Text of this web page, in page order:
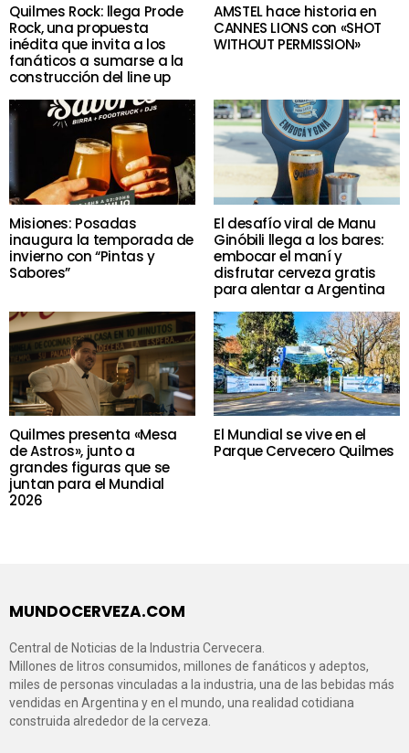
Quilmes Rock: llega Prode
Rock, una propuesta
inédita que invita a los
fanáticos a sumarse a la
construcción del line up
AMSTEL hace historia en
CANNES LIONS con «SHOT
WITHOUT PERMISSION»
Misiones: Posadas
inaugura la temporada de
invierno con “Pintas y
Sabores”
El desafío viral de Manu
Ginóbili llega a los bares:
embocar el maní y
disfrutar cerveza gratis
para alentar a Argentina
Quilmes presenta «Mesa
de Astros», junto a
grandes figuras que se
juntan para el Mundial
2026
El Mundial se vive en el
Parque Cervecero Quilmes
MUNDOCERVEZA.COM
Central de Noticias de la Industria Cervecera.
Millones de litros consumidos, millones de fanáticos y adeptos,
miles de personas vinculadas a la industria, una de las bebidas más
vendidas en Argentina y en el mundo, una realidad cotidiana
construida alrededor de la cerveza.